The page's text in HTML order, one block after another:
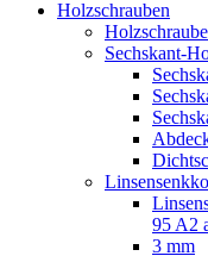
Holzschrauben
Sechskant-
95 A2
3 mm